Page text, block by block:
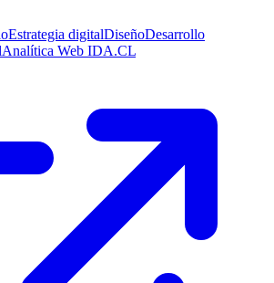
Estrategia digitalDiseñoDesarrollo
Analítica Web IDA.CL